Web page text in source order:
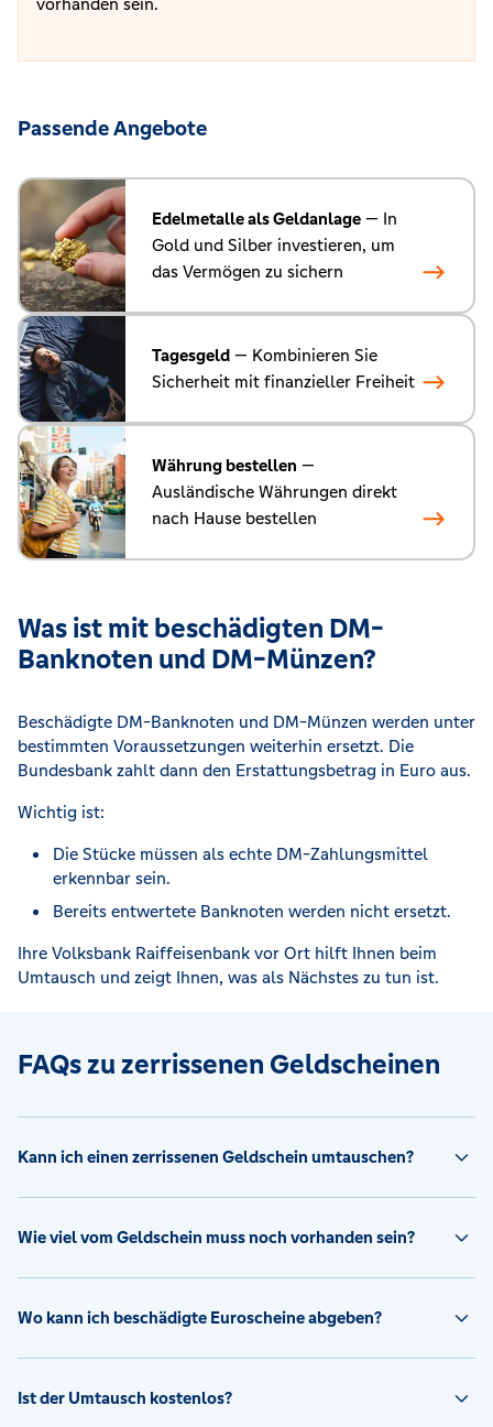
Passende Angebote
Edelmetalle als Geldanlage — In
Gold und Silber investieren, um
das Vermögen zu sichern
Tagesgeld — Kombinieren Sie
Sicherheit mit finanzieller Freiheit
Währung bestellen —
Ausländische Währungen direkt
nach Hause bestellen
Was ist mit beschädigten DM-
Banknoten und DM-Münzen?
Beschädigte DM-Banknoten und DM-Münzen werden unter
bestimmten Voraussetzungen weiterhin ersetzt. Die
Bundesbank zahlt dann den Erstattungsbetrag in Euro aus.
Wichtig ist:
Die Stücke müssen als echte DM-Zahlungsmittel
erkennbar sein.
Bereits entwertete Banknoten werden nicht ersetzt.
Ihre Volksbank Raiffeisenbank vor Ort hilft Ihnen beim
Umtausch und zeigt Ihnen, was als Nächstes zu tun ist.
FAQs zu zerrissenen Geldscheinen
Kann ich einen zerrissenen Geldschein umtauschen?
Wie viel vom Geldschein muss noch vorhanden sein?
Wo kann ich beschädigte Euroscheine abgeben?
Ist der Umtausch kostenlos?